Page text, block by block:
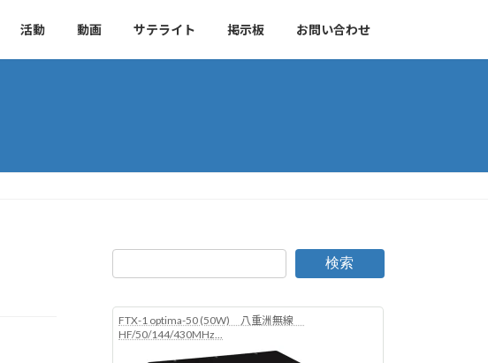
活動 動画 サテライト 掲示板 お問い合わせ
検索
FTX-1 optima-50 (50W) 八重洲無線
HF/50/144/430MHz...